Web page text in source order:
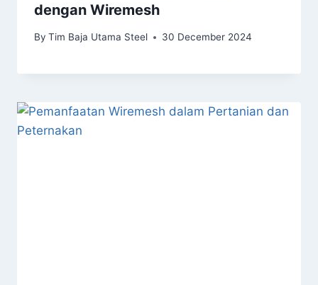
dengan Wiremesh
By Tim Baja Utama Steel 30 December 2024